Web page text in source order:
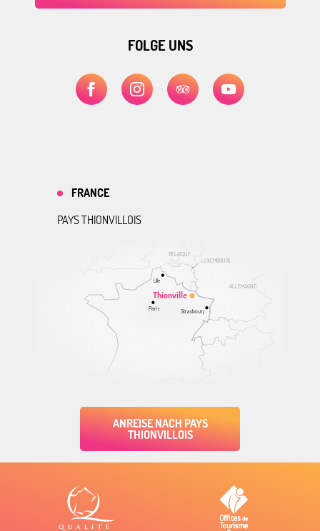
FOLGE UNS
ALLEMAGNE
BELGIQUE
LUXEMBOURG
Thionville
Lille
Paris Strasbourg
FRANCE
PAYS THIONVILLOIS
ANREISE NACH PAYS
THIONVILLOIS